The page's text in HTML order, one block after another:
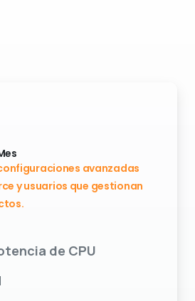
avanzadas
y usuarios que gestionan
de CPU